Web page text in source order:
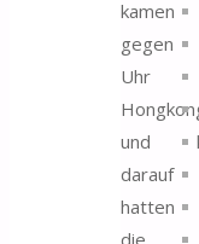
kamen
gegen
Uhr
und
darauf
hatten